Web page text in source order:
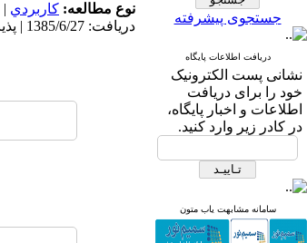
جستجوی پیشرفته
دریافت اطلاعات پایگاه
نشانی پست الکترونیک
خود را برای دریافت
اطلاعات و اخبار پایگاه،
در کادر زیر وارد کنید.
سامانه مشابهت یاب متون
نوع مطالعه: كاربردي |
دریافت: 1385/6/27 | پذیرش: 1385/10/20 | انتشار: 1385/11/30